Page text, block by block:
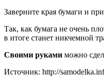
Заверните края бумаги и
Так, как бумага не очень
в итоге станет никчемной
Своими руками можно
Источник: http://